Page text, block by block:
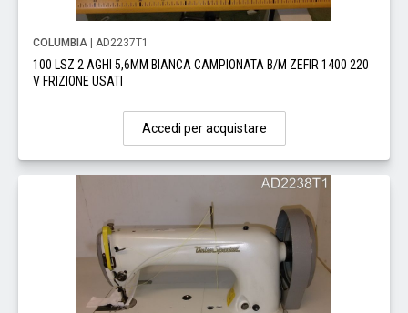
COLUMBIA | AD2237T1
100 LSZ 2 AGHI 5,6MM BIANCA CAMPIONATA B/M ZEFIR 1400 220
V FRIZIONE USATI
Accedi per acquistare